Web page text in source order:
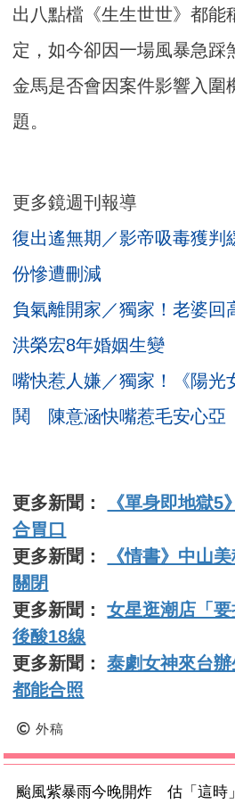
出八點檔《生生世世》都能
定，如今卻因一場風暴急踩
金馬是否會因案件影響入圍
題。
更多鏡週刊報導
復出遙無期／影帝吸毒獲
份慘遭刪減
負氣離開家／獨家！老婆
洪榮宏8年婚姻生變
嘴快惹人嫌／獨家！《陽光
鬨 陳意涵快嘴惹毛安心亞
更多新聞：
《單身即地獄5
合胃口
更多新聞：
《情書》中山
關閉
更多新聞：女星逛潮店「
後酸18線
更多新聞：泰劇女神來台
都能合照
外稿
颱風紫暴雨今晚開炸 估「這時